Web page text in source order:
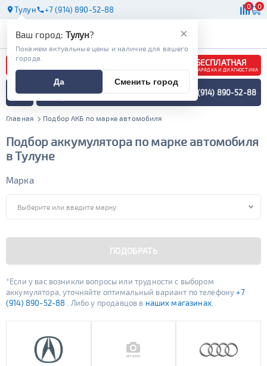
Тулун +7 (914) 890-52-88 0 0
БЕСПЛАТНАЯ
ЗАРЯДКА И ДИАГНОСТИКА
ПОДБОР АККУМУЛЯТОРА
СПЕЦИАЛИСТОМ +7 (914) 890-52-88
Главная Подбор АКБ по марке автомобиля
Подбор аккумулятора по марке автомобиля
в Тулуне
Марка
ПОДОБРАТЬ
*Если у вас возникли вопросы или трудности с выбором
аккумулятора, уточняйте оптимальный вариант по телефону+7
(914) 890-52-88 . Либо у продавцов в наших магазинах.
×
Ваш город: Тулун?
Покажем актуальные цены и наличие для вашего
города.
Да Сменить город